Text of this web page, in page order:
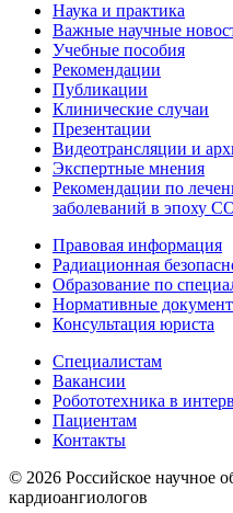
Наука и практика
Важные научные
Учебные пособия
Рекомендации
Публикации
Клинические случаи
Презентации
Видеотрансляции и
Экспертные мнения
Рекомендации по
заболеваний в эпоху
Правовая информация
Радиационная
Образование по
Нормативные
Консультация юриста
Специалистам
Вакансии
Робототехника в
Пациентам
Контакты
© 2026 Российское научное
кардиоангиологов